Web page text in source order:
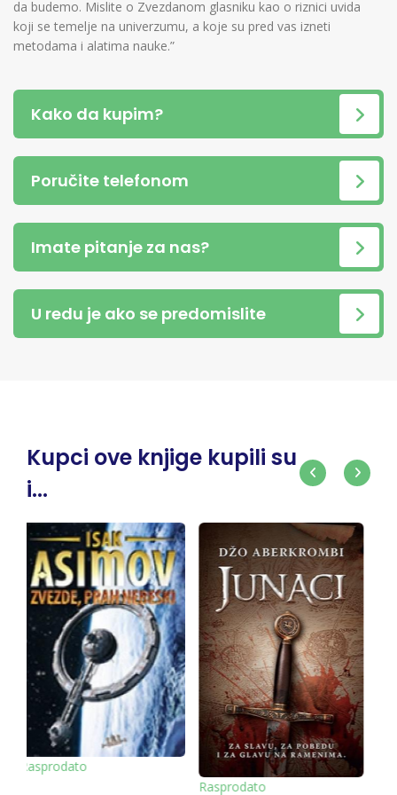
da budemo. Mislite o Zvezdanom glasniku kao o riznici uvida
koji se temelje na univerzumu, a koje su pred vas izneti
metodama i alatima nauke.”
Kako da kupim?
Poručite telefonom
Imate pitanje za nas?
U redu je ako se predomislite
Kupci ove knjige kupili su
i...